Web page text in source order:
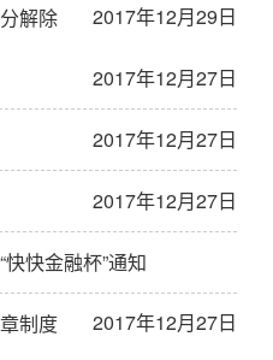
2017年12月29日
解除
2017年12月27日
2017年12月27日
2017年12月27日
快金融杯”通知
2017年12月27日
制度